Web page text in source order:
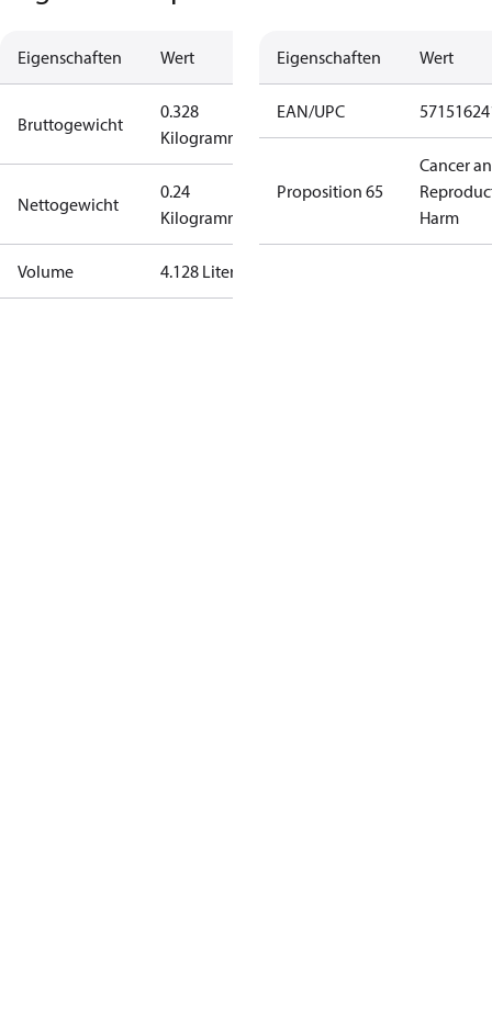
Eigenschaften Wert
Bruttogewicht
0.328
Kilogramm
Nettogewicht
0.24
Kilogramm
Volume 4.128 Liter
Eigenschaften Wert
EAN/UPC
Proposition 65
Cancer
Harm